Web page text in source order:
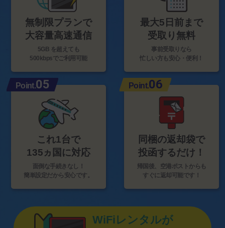
無制限プランで
大容量高速通信
5GB を超えても
500kbpsでご利用可能
最大5日前まで
受取り無料
事前受取りなら
忙しい方も安心・便利！
これ1台で
135ヵ国に対応
面倒な手続きなし！
簡単設定だから安心です。
Point.05
同梱の返却袋で
投函するだけ！
帰国後、空港ポストからも
すぐに返却可能です！
Point.06
WiFiレンタルが